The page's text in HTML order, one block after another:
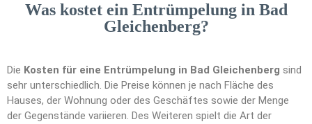
Was kostet ein Entrümpelung in Bad
Gleichenberg?
Die Kosten für eine Entrümpelung in Bad Gleichenberg sind
sehr unterschiedlich. Die Preise können je nach Fläche des
Hauses, der Wohnung oder des Geschäftes sowie der Menge
der Gegenstände variieren. Des Weiteren spielt die Art der